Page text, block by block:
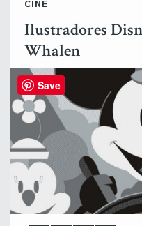
CINE
Ilustradores
Whalen
Save